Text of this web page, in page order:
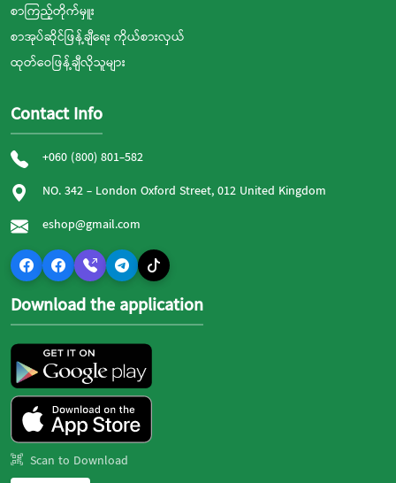
စာကြည့်တိုက်မှူး
စာအုပ်ဆိုင်ဖြန့်ချီရေး ကိုယ်စားလှယ်
ထုတ်ဝေဖြန့်ချီလိုသူများ
Contact Info
+060 (800) 801-582
NO. 342 - London Oxford Street, 012 United Kingdom
eshop@gmail.com
Download the application
Scan to Download